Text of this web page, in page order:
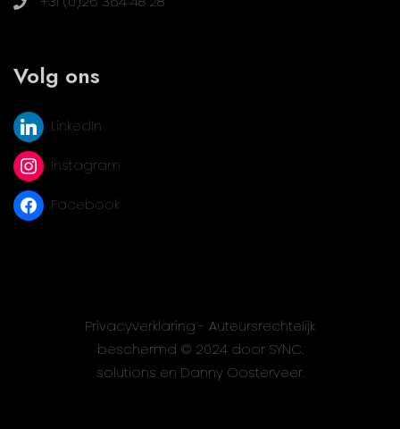
Volg ons
LinkedIn
Instagram
Facebook
Privacyverklaring- Auteursrechtelijk
beschermd © 2024 door SYNC.
solutions en Danny Oosterveer.